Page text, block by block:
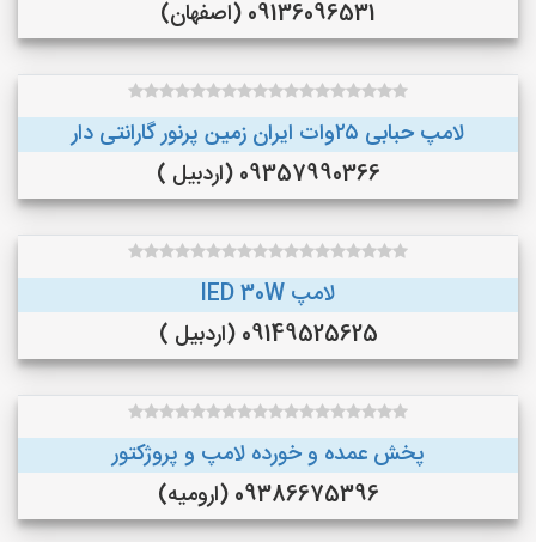
09136096531 (اصفهان)
لامپ حبابی ۲۵وات ایران زمین پرنور گارانتی دار
09357990366 (اردبیل )
لامپ lED 30W
09149525625 (اردبیل )
پخش عمده و خورده لامپ و پروژکتور
09386675396 (ارومیه)